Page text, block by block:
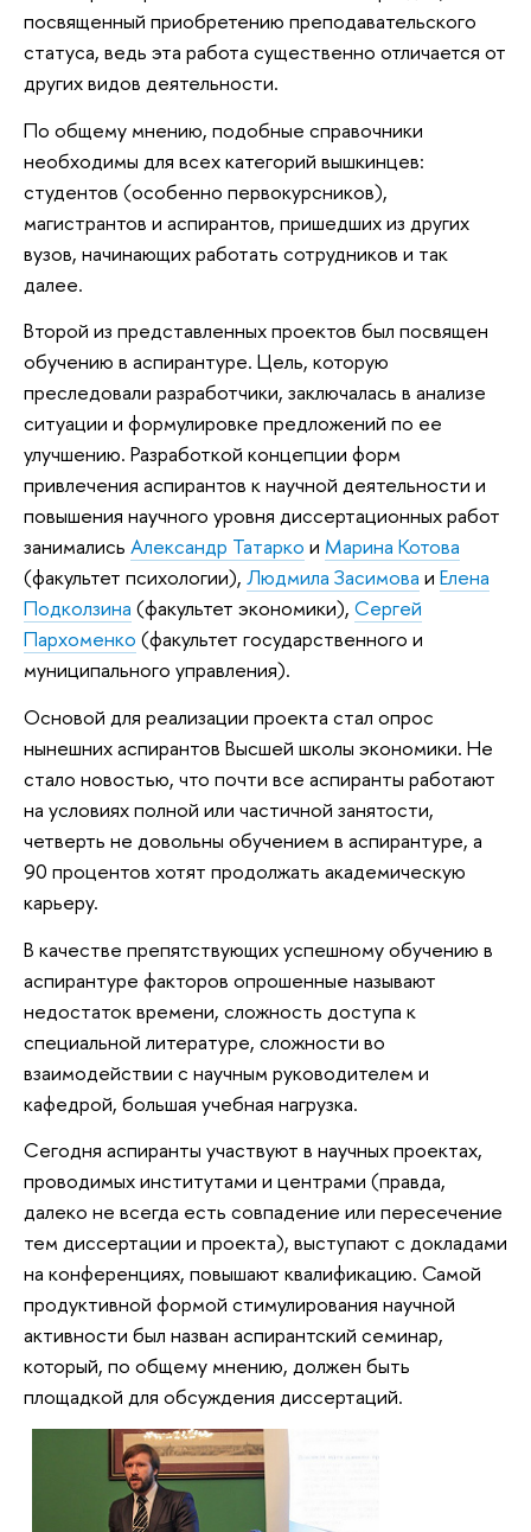
посвященный приобретению преподавательского
статуса, ведь эта работа существенно отличается от
других видов деятельности.
По общему мнению, подобные справочники
необходимы для всех категорий вышкинцев:
студентов (особенно первокурсников),
магистрантов и аспирантов, пришедших из других
вузов, начинающих работать сотрудников и так
далее.
Второй из представленных проектов был посвящен
обучению в аспирантуре. Цель, которую
преследовали разработчики, заключалась в анализе
ситуации и формулировке предложений по ее
улучшению. Разработкой концепции форм
привлечения аспирантов к научной деятельности и
повышения научного уровня диссертационных работ
занимались Александр Татарко и Марина Котова
(факультет психологии), Людмила Засимова и Елена
Подколзина (факультет экономики), Сергей
Пархоменко (факультет государственного и
муниципального управления).
Основой для реализации проекта стал опрос
нынешних аспирантов Высшей школы экономики. Не
стало новостью, что почти все аспиранты работают
на условиях полной или частичной занятости,
четверть не довольны обучением в аспирантуре, а
90 процентов хотят продолжать академическую
карьеру.
В качестве препятствующих успешному обучению в
аспирантуре факторов опрошенные называют
недостаток времени, сложность доступа к
специальной литературе, сложности во
взаимодействии с научным руководителем и
кафедрой, большая учебная нагрузка.
Сегодня аспиранты участвуют в научных проектах,
проводимых институтами и центрами (правда,
далеко не всегда есть совпадение или пересечение
тем диссертации и проекта), выступают с докладами
на конференциях, повышают квалификацию. Самой
продуктивной формой стимулирования научной
активности был назван аспирантский семинар,
который, по общему мнению, должен быть
площадкой для обсуждения диссертаций.